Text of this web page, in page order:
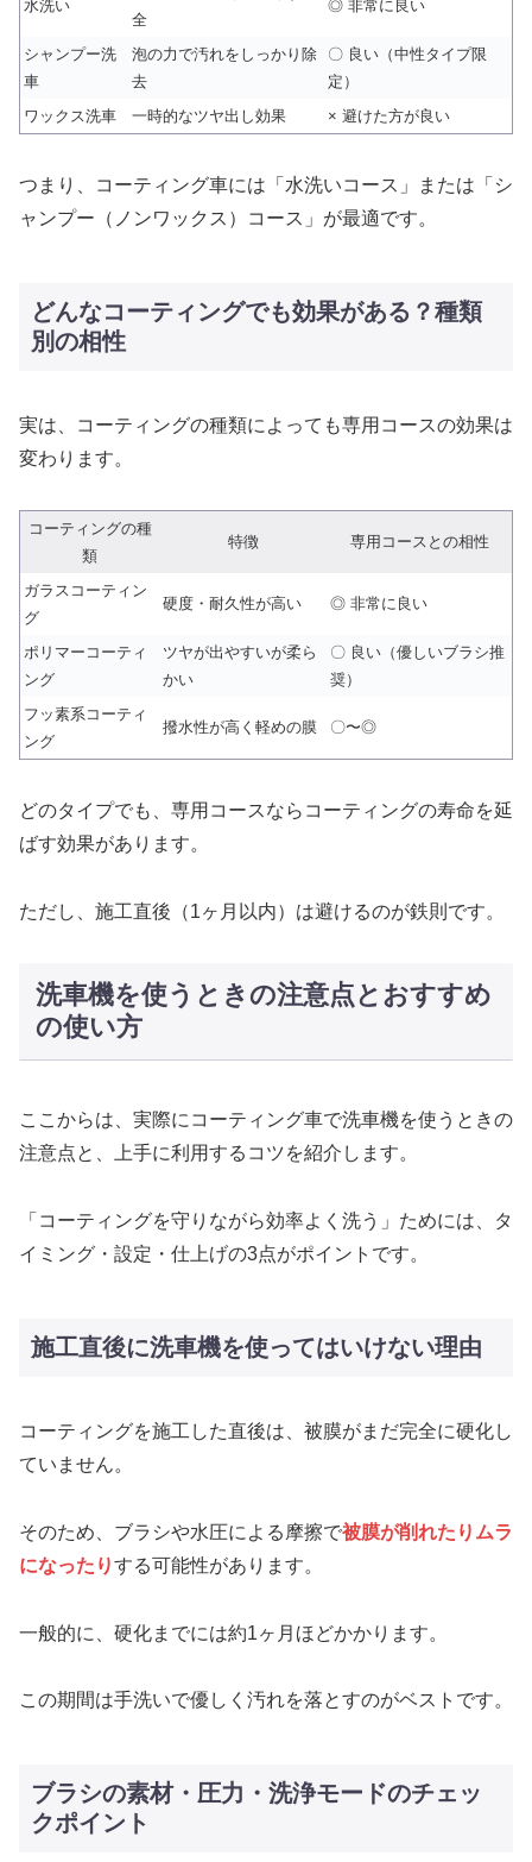
水洗い
全
◎ 非常に良い
シャンプー洗
車
泡の力で汚れをしっかり除
去
〇 良い（中性タイプ限
定）
ワックス洗車
一時的なツヤ出し効果 × 避けた方が良い
つまり、コーティング車には「水洗いコース」または「シ
ャンプー（ノンワックス）コース」が最適です。
どんなコーティングでも効果がある？種類
別の相性
実は、コーティングの種類によっても専用コースの効果は
変わります。
コーティングの種
類
特徴 専用コースとの相性
ガラスコーティン
グ
硬度・耐久性が高い ◎ 非常に良い
ポリマーコーティ
ング
ツヤが出やすいが柔ら
かい
〇 良い（優しいブラシ推
奨）
フッ素系コーティ
ング
撥水性が高く軽めの膜 〇〜◎
どのタイプでも、専用コースならコーティングの寿命を延
ばす効果があります。
ただし、施工直後（1ヶ月以内）は避けるのが鉄則です。
洗車機を使うときの注意点とおすすめ
の使い方
ここからは、実際にコーティング車で洗車機を使うときの
注意点と、上手に利用するコツを紹介します。
「コーティングを守りながら効率よく洗う」ためには、タ
イミング・設定・仕上げの3点がポイントです。
施工直後に洗車機を使ってはいけない理由
コーティングを施工した直後は、被膜がまだ完全に硬化し
ていません。
そのため、ブラシや水圧による摩擦で被膜が削れたりムラ
になったりする可能性があります。
一般的に、硬化までには約1ヶ月ほどかかります。
この期間は手洗いで優しく汚れを落とすのがベストです。
ブラシの素材・圧力・洗浄モードのチェッ
クポイント